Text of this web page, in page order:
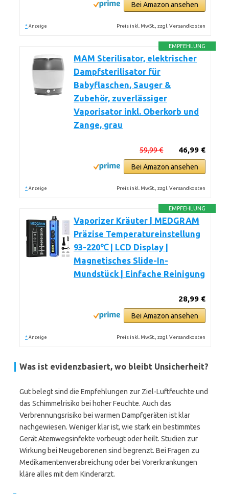
Bei Amazon ansehen
* Anzeige Preis inkl. MwSt., zzgl. Versandkosten
EMPFEHLUNG
MAM Sterilisator, elektrischer
Dampfsterilisator für
Babyflaschen, Sauger &
Zubehör, zuverlässiger
Vaporisator inkl. Oberkorb und
Zange, grau
46,99 €
59,99 €
Bei Amazon ansehen
* Anzeige Preis inkl. MwSt., zzgl. Versandkosten
EMPFEHLUNG
Vaporizer Kräuter | MEDGRAM
Präzise Temperatureinstellung
93-220℃ | LCD Display |
Magnetisches Slide-In-
Mundstück | Einfache Reinigung
28,99 €
Bei Amazon ansehen
* Anzeige Preis inkl. MwSt., zzgl. Versandkosten
Was ist evidenzbasiert, wo bleibt Unsicherheit?
Gut belegt sind die Empfehlungen zur Ziel-Luftfeuchte und
das Schimmelrisiko bei hoher Feuchte. Auch das
Verbrennungsrisiko bei warmen Dampfgeräten ist klar
nachgewiesen. Weniger klar ist, wie stark ein bestimmtes
Gerät Atemwegsinfekte vorbeugt oder heilt. Studien zur
Wirkung bei Neugeborenen sind begrenzt. Bei Fragen zu
Medikamentenverabreichung oder bei Vorerkrankungen
kläre alles mit dem Kinderarzt.